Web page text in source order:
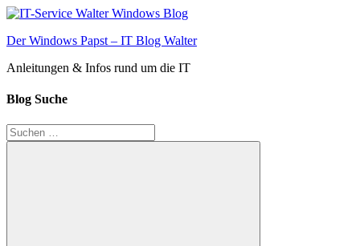
Zum
springen
Der Windows Papst – IT Blog Walter
Anleitungen & Infos rund um die IT
Blog Suche
Suchen
nach: